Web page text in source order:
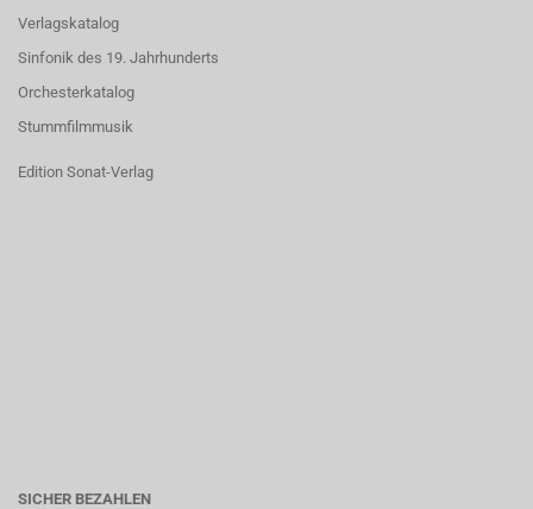
Verlagskatalog
Sinfonik des 19. Jahrhunderts
Orchesterkatalog
Stummfilmmusik
Edition Sonat-Verlag
SICHER BEZAHLEN